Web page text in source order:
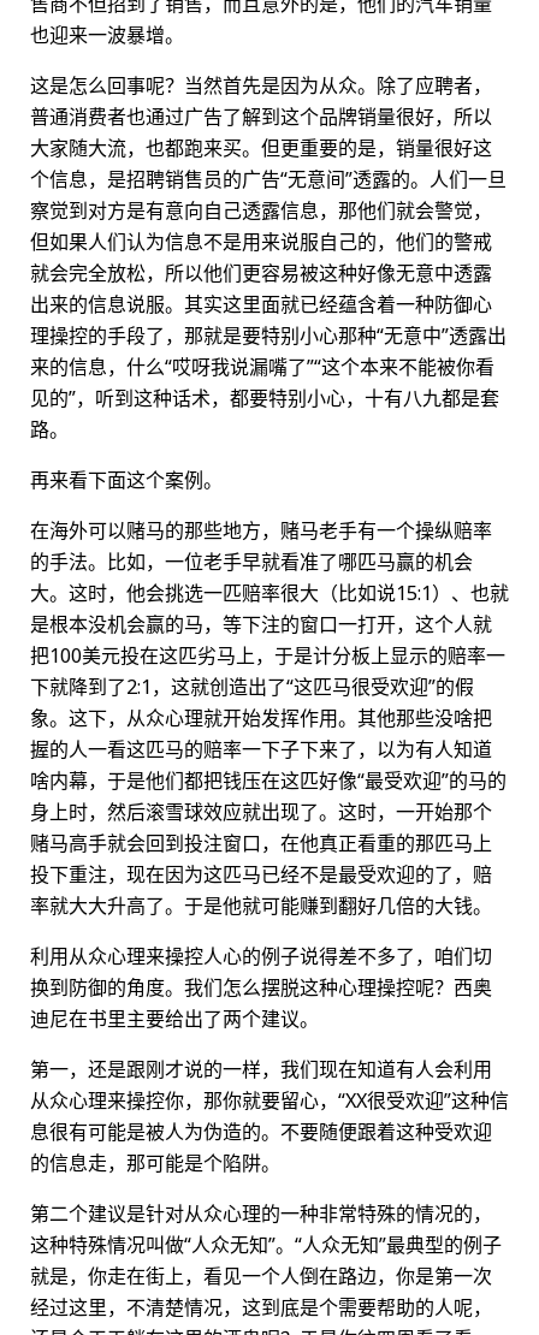
也迎来一波暴增。
这是怎么回事呢？当然首先是因为从众。除了应聘者，
普通消费者也通过广告了解到这个品牌销量很好，所以
大家随大流，也都跑来买。但更重要的是，销量很好这
个信息，是招聘销售员的广告“无意间”透露的。人们一旦
察觉到对方是有意向自己透露信息，那他们就会警觉，
但如果人们认为信息不是用来说服自己的，他们的警戒
就会完全放松，所以他们更容易被这种好像无意中透露
出来的信息说服。其实这里面就已经蕴含着一种防御心
理操控的手段了，那就是要特别小心那种“无意中”透露出
来的信息，什么“哎呀我说漏嘴了”“这个本来不能被你看
见的”，听到这种话术，都要特别小心，十有八九都是套
路。
再来看下面这个案例。
在海外可以赌马的那些地方，赌马老手有一个操纵赔率
的手法。比如，一位老手早就看准了哪匹马赢的机会
大。这时，他会挑选一匹赔率很大（比如说15:1）、也就
是根本没机会赢的马，等下注的窗口一打开，这个人就
把100美元投在这匹劣马上，于是计分板上显示的赔率一
下就降到了2:1，这就创造出了“这匹马很受欢迎”的假
象。这下，从众心理就开始发挥作用。其他那些没啥把
握的人一看这匹马的赔率一下子下来了，以为有人知道
啥内幕，于是他们都把钱压在这匹好像“最受欢迎”的马的
身上时，然后滚雪球效应就出现了。这时，一开始那个
赌马高手就会回到投注窗口，在他真正看重的那匹马上
投下重注，现在因为这匹马已经不是最受欢迎的了，赔
率就大大升高了。于是他就可能赚到翻好几倍的大钱。
利用从众心理来操控人心的例子说得差不多了，咱们切
换到防御的角度。我们怎么摆脱这种心理操控呢？西奥
迪尼在书里主要给出了两个建议。
第一，还是跟刚才说的一样，我们现在知道有人会利用
从众心理来操控你，那你就要留心，“XX很受欢迎”这种信
息很有可能是被人为伪造的。不要随便跟着这种受欢迎
的信息走，那可能是个陷阱。
第二个建议是针对从众心理的一种非常特殊的情况的，
这种特殊情况叫做“人众无知”。“人众无知”最典型的例子
就是，你走在街上，看见一个人倒在路边，你是第一次
经过这里，不清楚情况，这到底是个需要帮助的人呢，